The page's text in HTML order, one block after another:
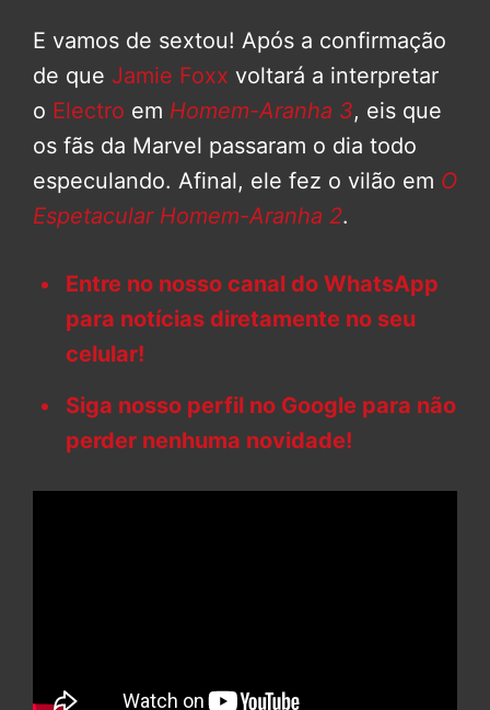
E vamos de sextou! Após a confirmação
de que Jamie Foxx voltará a interpretar
o Electro em Homem-Aranha 3, eis que
os fãs da Marvel passaram o dia todo
especulando. Afinal, ele fez o vilão em O
Espetacular Homem-Aranha 2.
Entre no nosso canal do WhatsApp
para notícias diretamente no seu
celular!
Siga nosso perfil no Google para não
perder nenhuma novidade!